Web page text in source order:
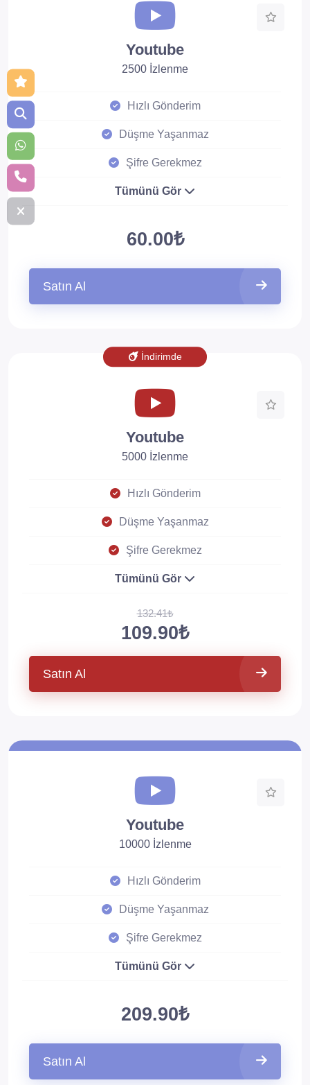
Youtube
2500 İzlenme
Hızlı Gönderim
Düşme Yaşanmaz
Şifre Gerekmez
Tümünü Gör
60.00₺
Satın Al
İndirimde
Youtube
5000 İzlenme
Hızlı Gönderim
Düşme Yaşanmaz
Şifre Gerekmez
Tümünü Gör
132.41₺
109.90₺
Satın Al
Youtube
10000 İzlenme
Hızlı Gönderim
Düşme Yaşanmaz
Şifre Gerekmez
Tümünü Gör
209.90₺
Satın Al